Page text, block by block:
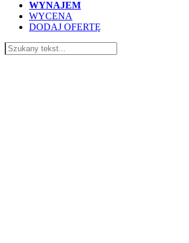
WYNAJEM
WYCENA
DODAJ OFERTĘ